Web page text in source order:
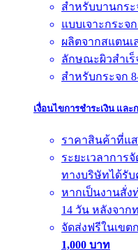
สำหรับบานกร
แบบเจาะกระจ
ผลิตจากสแตนเ
ลักษณะผิวสำเร็
สำหรับกระจก
เงื่อนไขการชำระเงิน แล
ราคาสินค้าที่แ
ระยะเวลาการ
ทางบริษัทได้รับ
หากเป็นงานสั่ง
14 วัน หลังจาก
จัดส่งฟรีในเข
1,000 บาท